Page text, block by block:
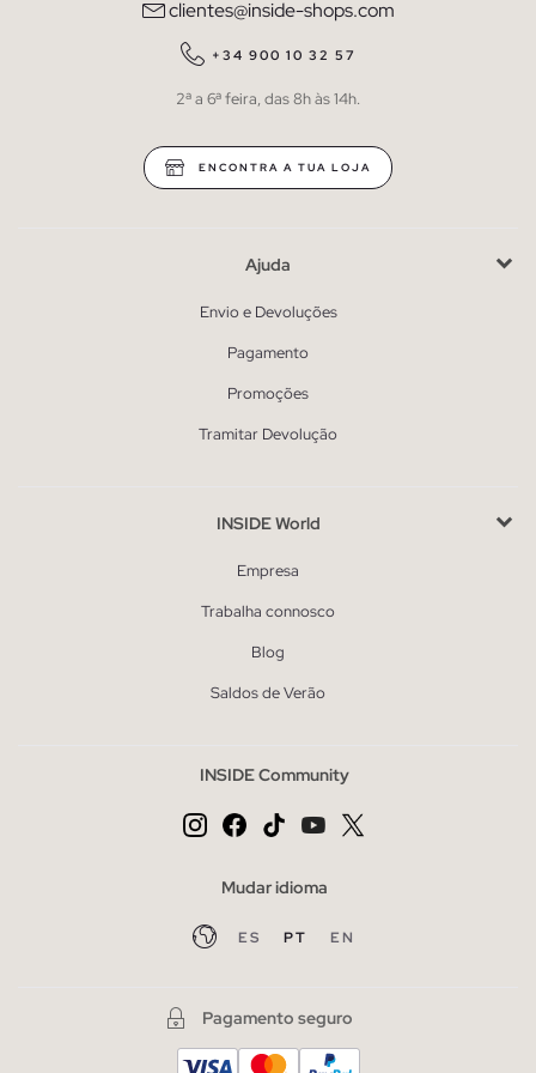
clientes@inside-shops.com
+34 900 10 32 57
2ª a 6ª feira, das 8h às 14h.
ENCONTRA A TUA LOJA
Ajuda
Envio e Devoluções
Pagamento
Promoções
Tramitar Devolução
INSIDE World
Empresa
Trabalha connosco
Blog
Saldos de Verão
INSIDE Community
Mudar idioma
ES PT EN
Pagamento seguro